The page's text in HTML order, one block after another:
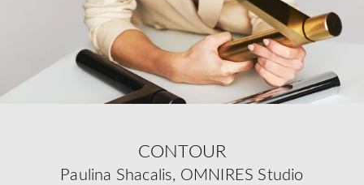
CONTOUR
Paulina Shacalis, OMNIRES Studio